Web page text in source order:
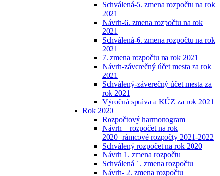
Schválená-5. zmena rozpočtu na rok
2021
Návrh-6. zmena rozpočtu na rok
2021
Schválená-6. zmena rozpočtu na rok
2021
7. zmena rozpočtu na rok 2021
Návrh-záverečný účet mesta za rok
2021
Schválený-záverečný účet mesta za
rok 2021
Výročná správa a KÚZ za rok 2021
Rok 2020
Rozpočtový harmonogram
Návrh – rozpočet na rok
2020+rámcové rozpočty 2021-2022
Schválený rozpočet na rok 2020
Návrh 1. zmena rozpočtu
Schválená 1. zmena rozpočtu
Návrh- 2. zmena rozpočtu